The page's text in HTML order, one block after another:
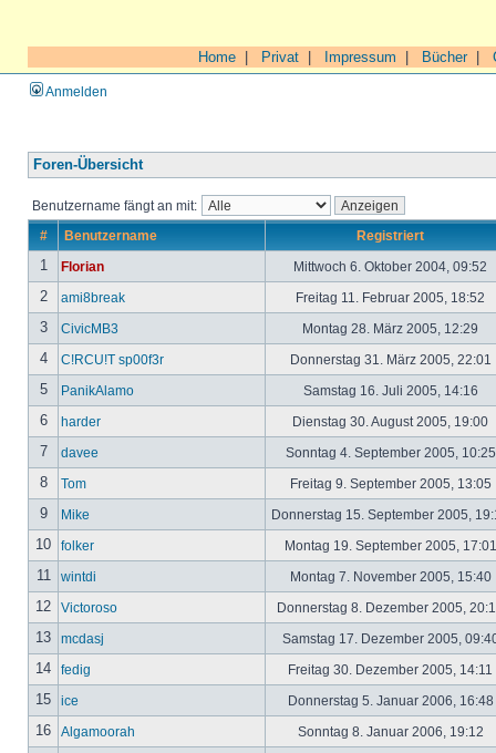
Home Privat Impressum Bücher|
Anmelden
Foren-Übersicht
Benutzername fängt an mit:
# Benutzername Registriert
1 Florian Mittwoch 6. Oktober 2004, 09:52
2 ami8break Freitag 11. Februar 2005, 18:52
3 CivicMB3 Montag 28. März 2005, 12:29
4 C!RCU!T sp00f3r Donnerstag 31. März 2005, 22:01
5 PanikAlamo Samstag 16. Juli 2005, 14:16
6 harder Dienstag 30. August 2005, 19:00
7 davee Sonntag 4. September 2005,
8 Tom Freitag 9. September 2005, 13:05
9 Mike Donnerstag 15. September 2005,
10 folker Montag 19. September 2005,
11 wintdi Montag 7. November 2005, 15:40
12 Victoroso Donnerstag 8. Dezember 2005,
13 mcdasj Samstag 17. Dezember 2005,
14 fedig Freitag 30. Dezember 2005, 14:11
15 ice Donnerstag 5. Januar 2006, 16:48
16 Algamoorah Sonntag 8. Januar 2006, 19:12